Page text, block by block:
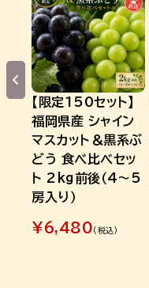
【限定150セット】
福岡県産 シャイン
マスカット＆黒系ぶ
どう 食べ比べセッ
ト 2kg前後（4～5
房入り）
¥6,480 (税込)